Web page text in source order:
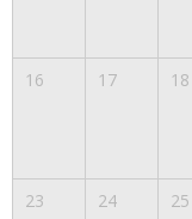
16 17 18
23 24 25